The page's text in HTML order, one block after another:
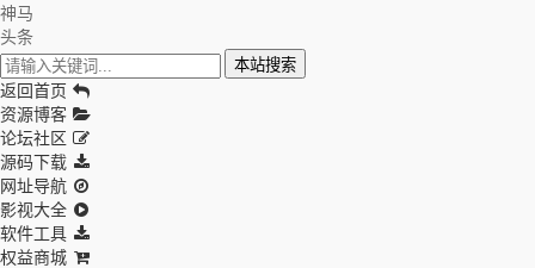
神马
头条
本站搜索
返回首页
资源博客
论坛社区
源码下载
网址导航
影视大全
软件工具
权益商城